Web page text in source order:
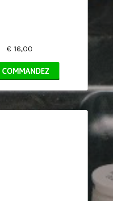
€ 16,00
COMMANDEZ